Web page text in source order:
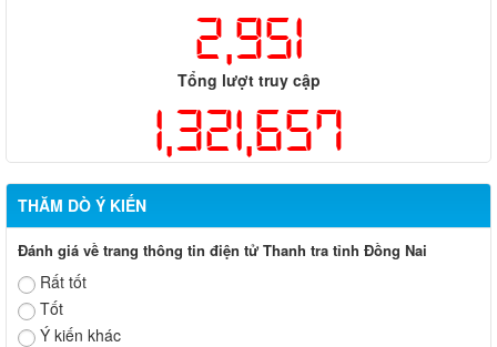
2,951
Tổng lượt truy cập
1,321,657
THĂM DÒ Ý KIẾN
Đánh giá về trang thông tin điện tử Thanh tra tỉnh Đồng Nai
Rất tốt
Tốt
Ý kiến khác